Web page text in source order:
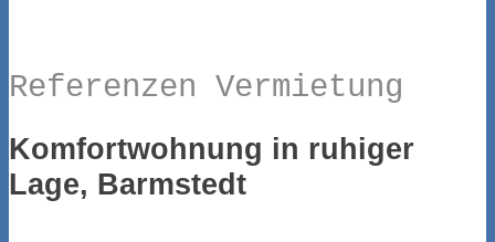
Referenzen Vermietung
Komfortwohnung in ruhiger
Lage, Barmstedt